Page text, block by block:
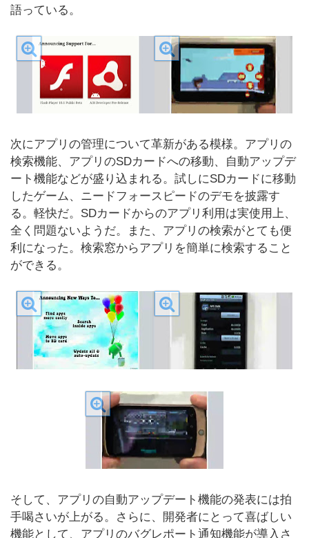
語っている。
次にアプリの管理について革新がある模様。アプリの
検索機能、アプリのSDカードへの移動、自動アップデ
ート機能などが盛り込まれる。試しにSDカードに移動
したゲーム、ニードフォースピードのデモを披露す
る。軽快だ。SDカードからのアプリ利用は実使用上、
全く問題ないようだ。また、アプリの検索がとても便
利になった。検索窓からアプリを簡単に検索すること
ができる。
そして、アプリの自動アップデート機能の発表には拍
手喝さいが上がる。さらに、開発者にとって喜ばしい
機能として、アプリのバグレポート通知機能が導入さ